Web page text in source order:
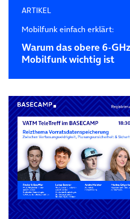
ARTIKEL
Mobilfunk einfach erklärt:
Warum das obere 6-
Mobilfunk wichtig ist